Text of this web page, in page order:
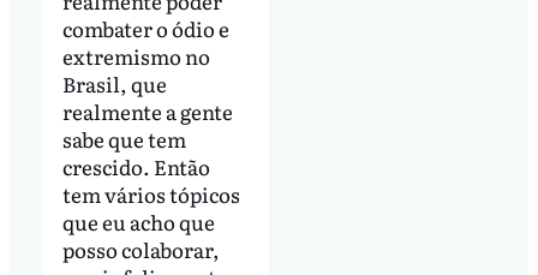
combater o ódio e
extremismo no
Brasil, que
realmente a gente
sabe que tem
crescido. Então
tem vários tópicos
que eu acho que
posso colaborar,